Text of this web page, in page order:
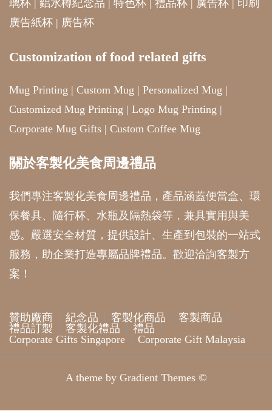
璃杯 鋁水樽紀念品 特色杯 禮品杯 廣告杯
印刷
廣告紙杯 | 廣告杯
Customization of food related gifts
Mug Printing | Custom Mug | Personalized Mug |
Customized Mug Printing | Logo Mug Printing |
Corporate Mug Gifts | Custom Coffee Mug
關於客製化美食周邊禮品
我們專注客製化美食周邊禮品，產品涵蓋便當盒、環
保餐具、隨行杯、水瓶及隔熱袋等，兼具實用與美
感。嚴選安全材質，提供設計、生產到包裝的一站式
服務，助企業打造專屬品牌禮品。歡迎洽詢客製方
案！
贊助廠商 紀念品 客製化商品
客製商品
禮品訂製
客製化禮品
禮品
Corporate Gifts Singapore
Corporate Gift Malaysia
A theme by Gradient Themes ©